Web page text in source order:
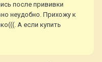
после прививки
неудобно. Прихожу к
А если купить